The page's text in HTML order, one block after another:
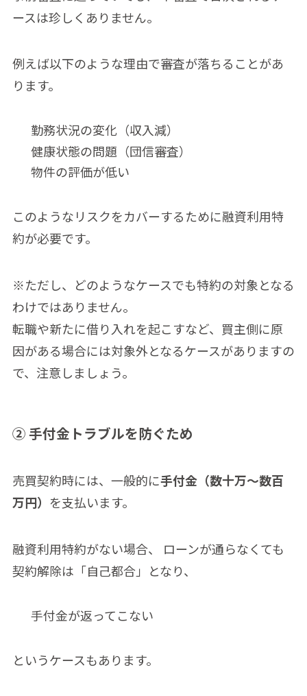
ースは珍しくありません。
例えば以下のような理由で審査が落ちることがあ
ります。
勤務状況の変化（収入減）
健康状態の問題（団信審査）
物件の評価が低い
このようなリスクをカバーするために融資利用特
約が必要です。
※ただし、どのようなケースでも特約の対象となる
わけではありません。
転職や新たに借り入れを起こすなど、買主側に原
因がある場合には対象外となるケースがありますの
で、注意しましょう。
② 手付金トラブルを防ぐため
売買契約時には、一般的に手付金（数十万〜数百
万円） を支払います。
融資利用特約がない場合、 ローンが通らなくても
契約解除は「自己都合」となり、
手付金が返ってこない
というケースもあります。